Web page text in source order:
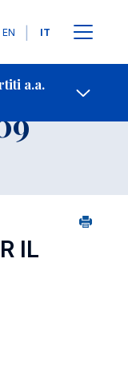
Lingue
EN IT
a.a.
IL